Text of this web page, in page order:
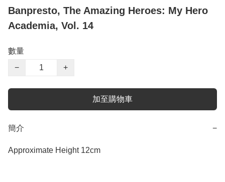
Banpresto, The Amazing Heroes: My Hero
Academia, Vol. 14
數量
−
+
加至購物車
簡介 −
Approximate Height 12cm